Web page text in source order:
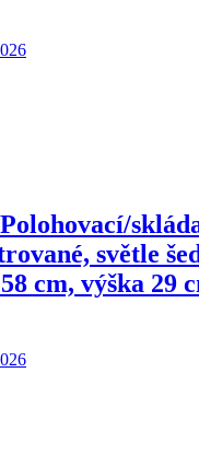
Polohovací/
světle
cm, výška 29